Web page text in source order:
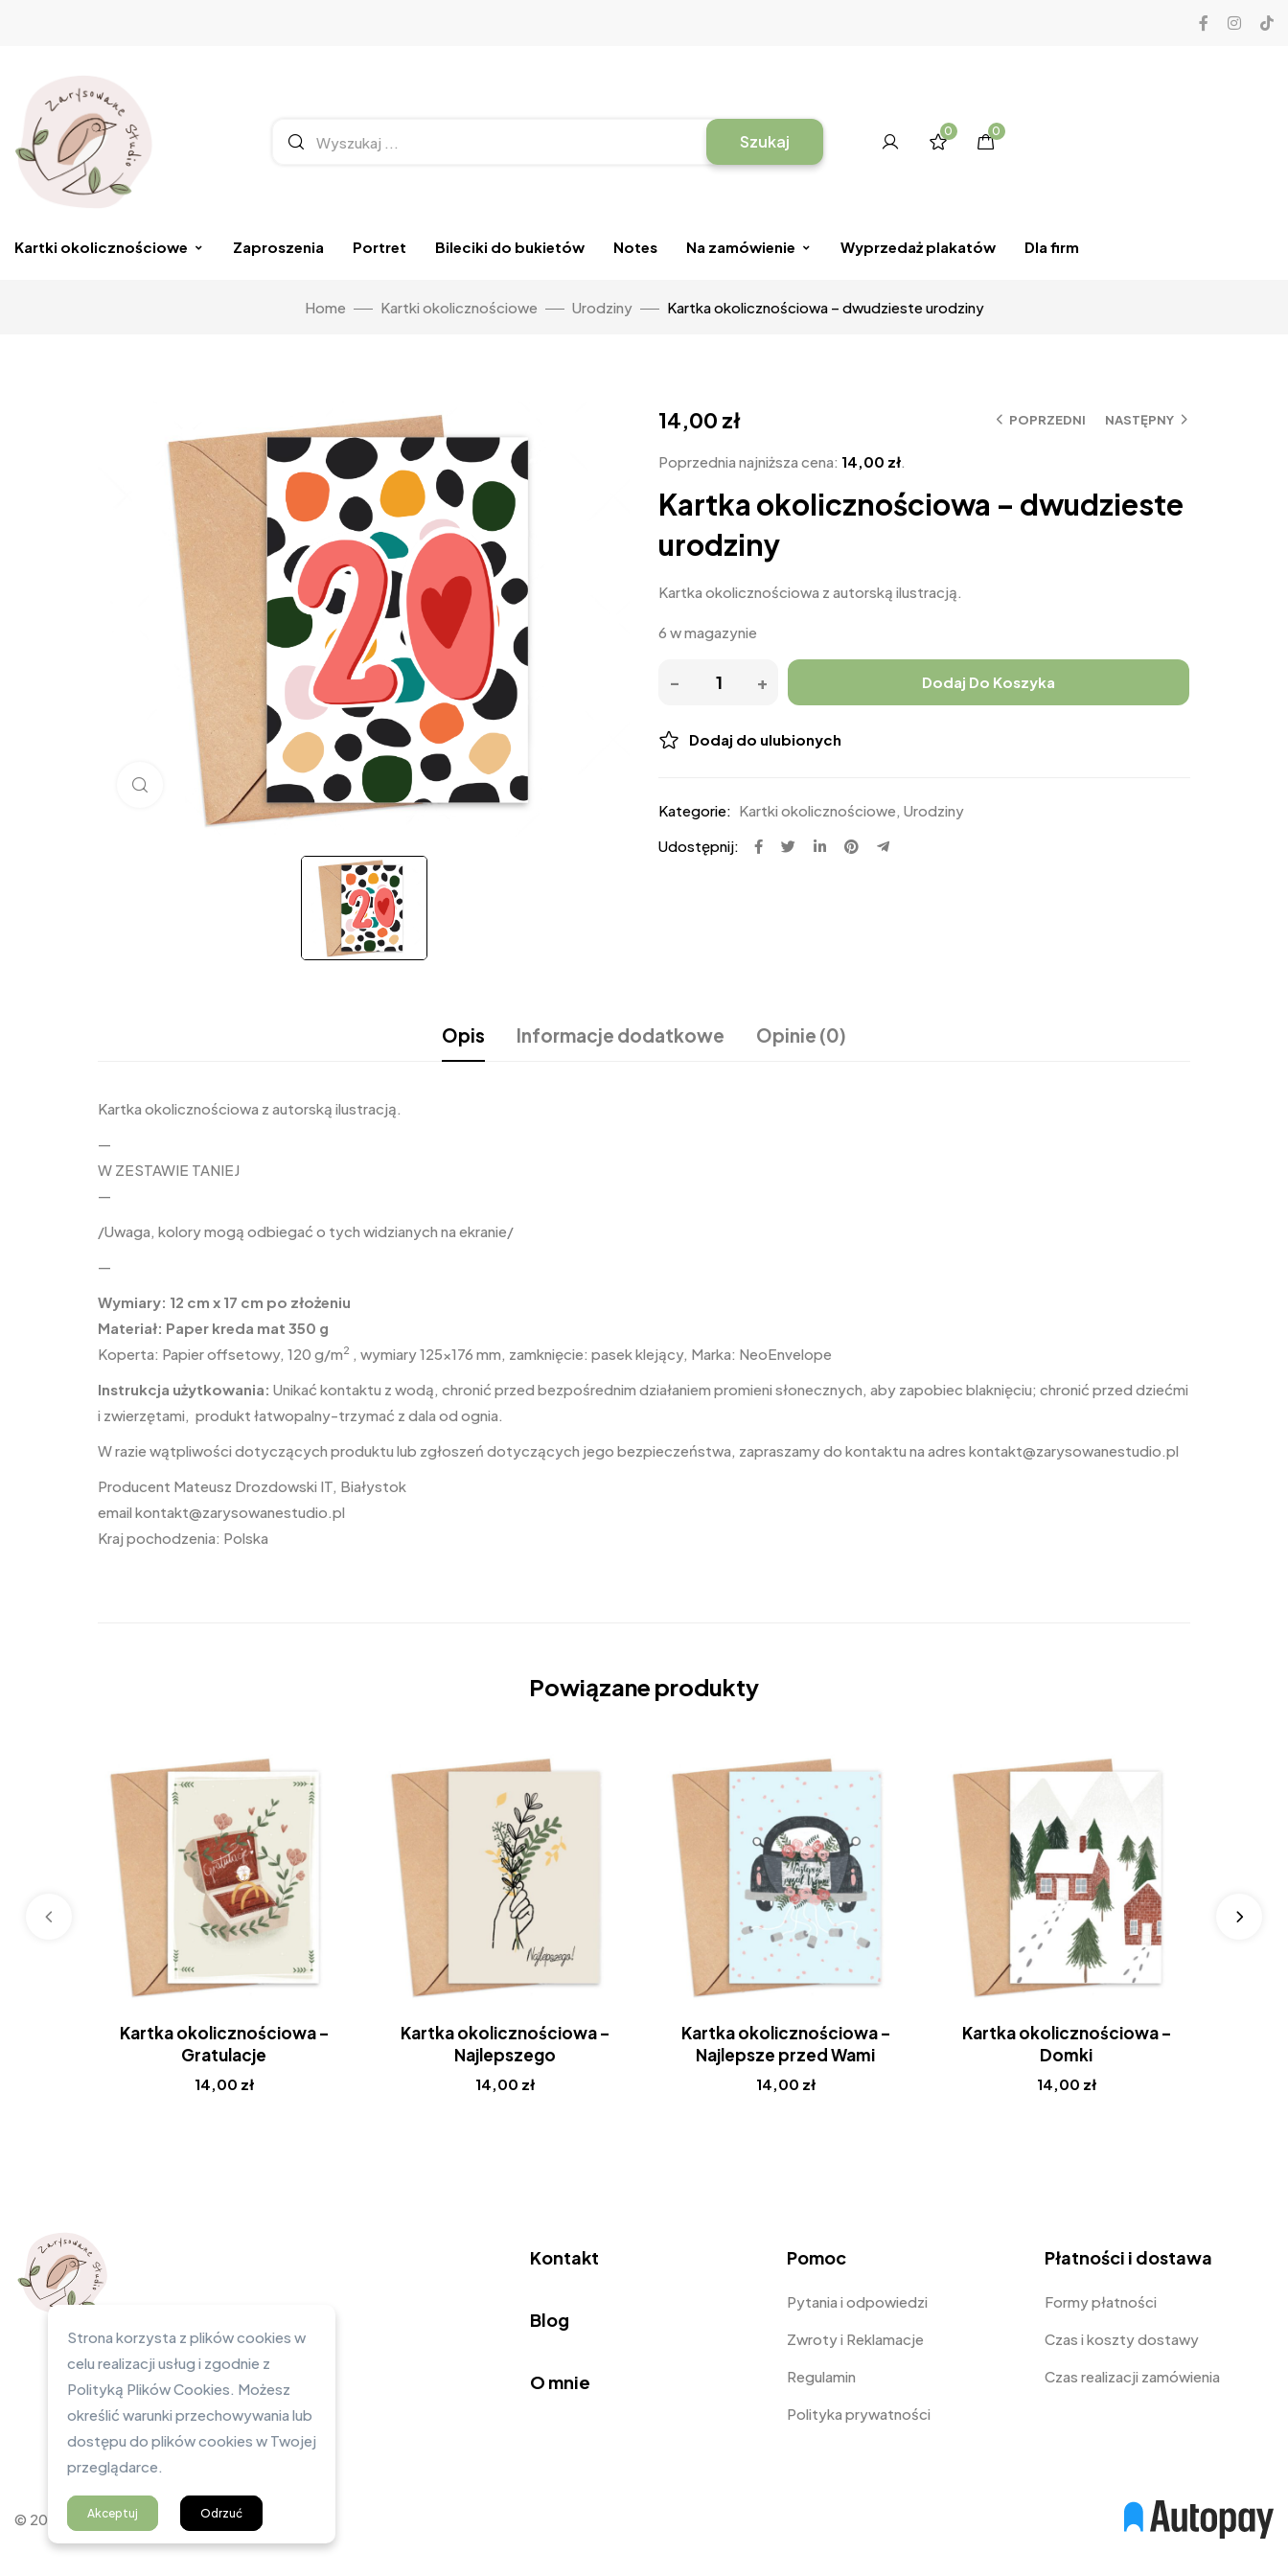
Szukaj
0 0
Kartki okolicznościowe Zaproszenia Portret Bileciki do bukietów Notes Na zamówienie Wyprzedaż plakatów Dla firm
Home Kartki okolicznościowe Urodziny Kartka okolicznościowa – dwudzieste urodziny
Click to enlarge
POPRZEDNI NASTĘPNY
14,00 zł
Poprzednia najniższa cena: 14,00 zł.
Kartka okolicznościowa – dwudzieste
urodziny
Kartka okolicznościowa z autorską ilustracją.
6 w magazynie
Dodaj Do Koszyka
Dodaj do ulubionych
Kategorie: Kartki okolicznościowe, Urodziny
Udostępnij:
Opis Informacje dodatkowe Opinie (0)
Kartka okolicznościowa z autorską ilustracją.
—
W ZESTAWIE TANIEJ
—
/Uwaga, kolory mogą odbiegać o tych widzianych na ekranie/
—
Wymiary: 12 cm x 17 cm po złożeniu
Materiał: Paper kreda mat 350 g
Koperta: Papier offsetowy, 120 g/m2
, wymiary 125×176 mm, zamknięcie: pasek klejący, Marka: NeoEnvelope
Instrukcja użytkowania: Unikać kontaktu z wodą, chronić przed bezpośrednim działaniem promieni słonecznych, aby zapobiec blaknięciu; chronić przed dziećmi
i zwierzętami, produkt łatwopalny-trzymać z dala od ognia.
W razie wątpliwości dotyczących produktu lub zgłoszeń dotyczących jego bezpieczeństwa, zapraszamy do kontaktu na adres kontakt@zarysowanestudio.pl
Producent Mateusz Drozdowski IT, Białystok
email kontakt@zarysowanestudio.pl
Kraj pochodzenia: Polska
Powiązane produkty
Kartka okolicznościowa –
Gratulacje
14,00 zł
Kartka okolicznościowa –
Najlepszego
14,00 zł
Kartka okolicznościowa –
Najlepsze przed Wami
14,00 zł
Kartka okolicznościowa –
Domki
14,00 zł
Kontakt
Blog
O mnie
Pomoc
Pytania i odpowiedzi
Zwroty i Reklamacje
Regulamin
Polityka prywatności
Płatności i dostawa
Formy płatności
Czas i koszty dostawy
Czas realizacji zamówienia
© 2023 Zarysowane Studio
Strona korzysta z plików cookies w
celu realizacji usług i zgodnie z
Polityką Plików Cookies. Możesz
określić warunki przechowywania lub
dostępu do plików cookies w Twojej
przeglądarce.
Akceptuj Odrzuć